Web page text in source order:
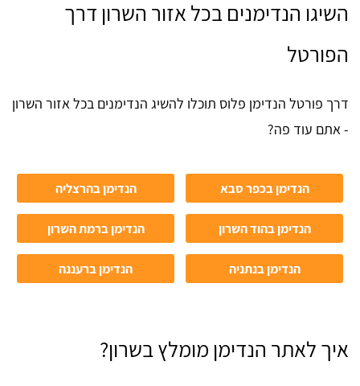
השיגו הנדימנים בכל אזור השרון דרך
הפורטל
דרך פורטל הנדימן פלוס תוכלו להשיג הנדימנים בכל אזור השרון
- אתם עוד פה?
הנדימן בכפר סבא הנדימן בהרצליה
הנדימן בהוד השרון הנדימן ברמת השרון
הנדימן בנתניה הנדימן ברעננה
איך לאתר הנדימן מומלץ בשרון?